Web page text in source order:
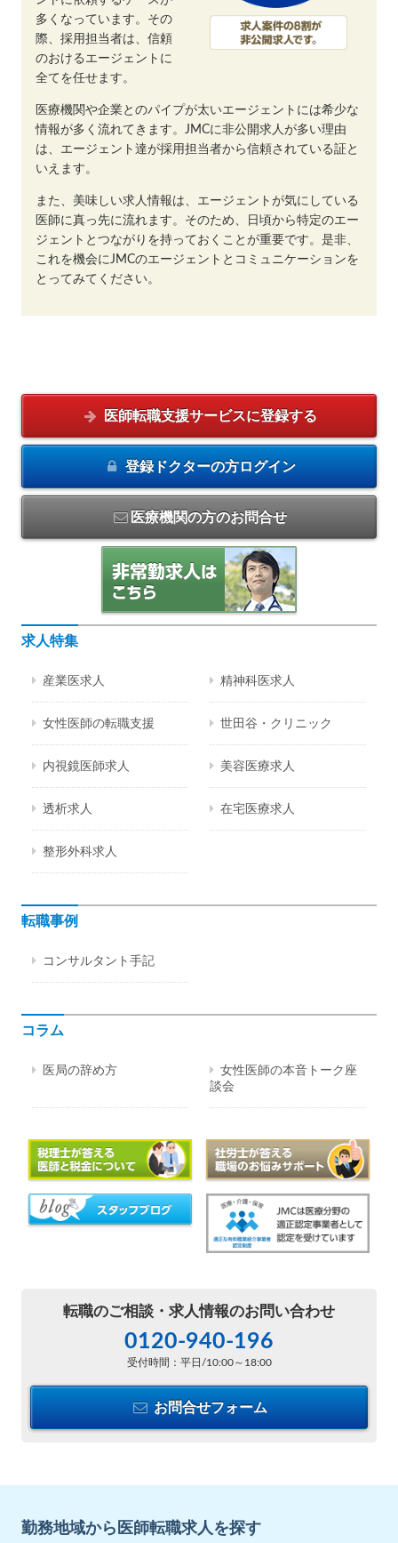
多くなっています。その
際、採用担当者は、信頼
のおけるエージェントに
全てを任せます。
医療機関や企業とのパイプが太いエージェントには希少な
情報が多く流れてきます。JMCに非公開求人が多い理由
は、エージェント達が採用担当者から信頼されている証と
いえます。
また、美味しい求人情報は、エージェントが気にしている
医師に真っ先に流れます。そのため、日頃から特定のエー
ジェントとつながりを持っておくことが重要です。是非、
これを機会にJMCのエージェントとコミュニケーションを
とってみてください。
医師転職支援サービスに登録する
登録ドクターの方ログイン
医療機関の方のお問合せ
求人特集
産業医求人 精神科医求人
女性医師の転職支援 世田谷・クリニック
内視鏡医師求人 美容医療求人
透析求人 在宅医療求人
整形外科求人
転職事例
コンサルタント手記
コラム
医局の辞め方
女性医師の本音トーク座
談会
転職のご相談・ 求人情報のお問い合わせ
0120-940-196
受付時間：平日/10:00～18:00
お問合せフォーム
勤務地域から医師転職求人を探す